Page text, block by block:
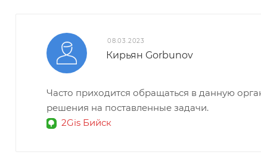
08.03.2023
Кирьян Gorbunov
Часто приходится обращаться в данную
решения на поставленные задачи.
2Gis Бийск